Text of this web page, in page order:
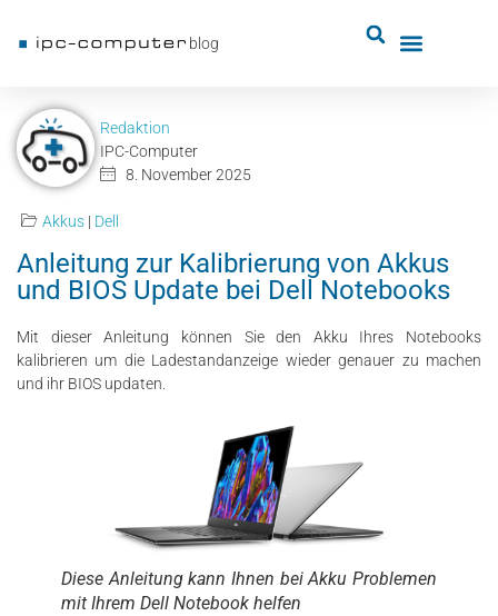
blog
Redaktion
IPC-Computer
8. November 2025
Akkus| Dell
Anleitung zur Kalibrierung von Akkus
und BIOS Update bei Dell Notebooks
Mit dieser Anleitung können Sie den Akku Ihres Notebooks
kalibrieren um die Ladestandanzeige wieder genauer zu machen
und ihr BIOS updaten.
Diese Anleitung kann Ihnen bei Akku Problemen
mit Ihrem Dell Notebook helfen